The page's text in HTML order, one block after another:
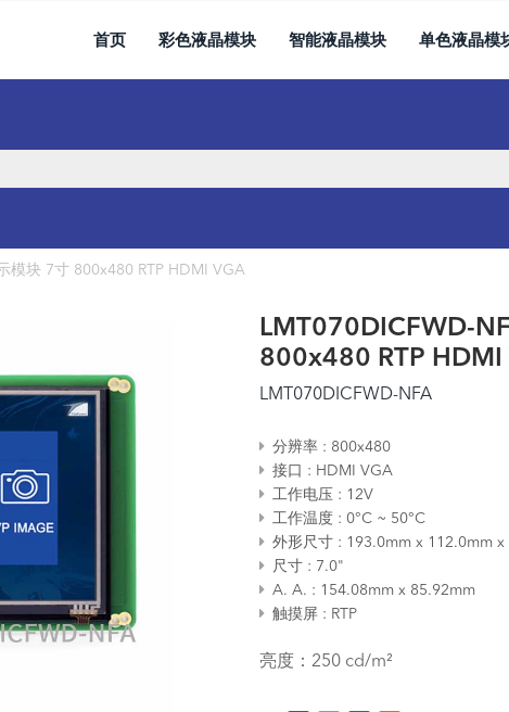
首页 彩色液晶模块 智能液晶模块 单色液晶模
模块 7寸 800x480 RTP HDMI VGA
LMT070DICFWD-
800x480 RTP HDMI
LMT070DICFWD-NFA
分辨率
800x480
接口
HDMI VGA
工作电压
12V
工作温度
0°C ~ 50°C
外形尺寸
193.0mm x 112.0mm x
尺寸
7.0"
A. A.
154.08mm x 85.92mm
触摸屏
RTP
亮度：250 cd/m²